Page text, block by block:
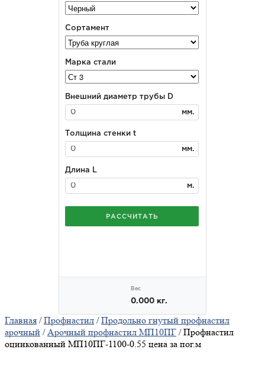
Главная /Профнастил /Продольно гнутый профнастил
арочный /Арочный профнастил МП10ПГ / Профнастил
оцинкованный МП10ПГ-1100-0.55 цена за пог.м